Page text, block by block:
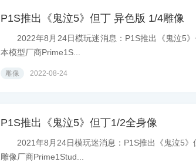
P1S推出《鬼泣5》但丁 异色版 1/4雕像
2022年8月24日模玩迷消息：P1S推出《鬼泣5
本模型厂商Prime1S...
雕像 2022-08-24
P1S推出《鬼泣5》但丁1/2全身像
2021年8月24日模玩迷消息：P1S推出《鬼泣5
雕像厂商Prime1Stud...